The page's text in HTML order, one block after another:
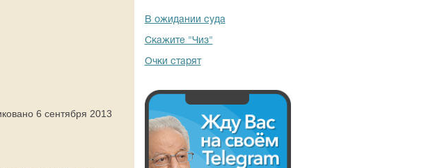
6 сентября 2013
В ожидании суда
Скажите "Чиз"
Очки старят